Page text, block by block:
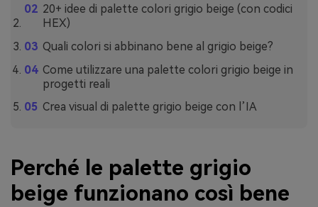
20+ idee di palette colori grigio beige (con codici
HEX)
Quali colori si abbinano bene al grigio beige?
Come utilizzare una palette colori grigio beige in
progetti reali
Crea visual di palette grigio beige con l’IA
Perché le palette grigio
beige funzionano così bene